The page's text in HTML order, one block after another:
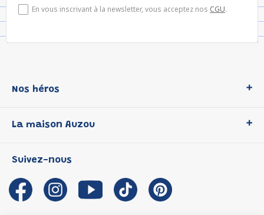
En vous inscrivant à la newsletter, vous acceptez nos CGU.
Nos héros
P'tit Loup
Les Influenceuses
Migali
Petite Taupe
La maison Auzou
Notre histoire
Auzou s'engage
Auteurs et illustrateurs Auzou
Suivez-nous